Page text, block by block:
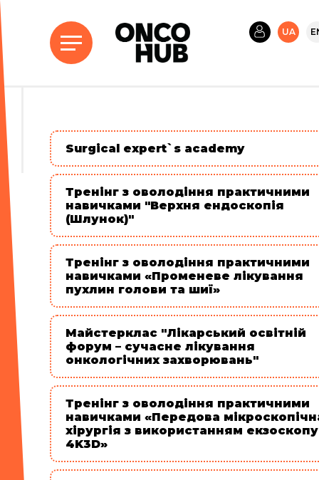
UA
Surgical expert`s academy
Тренінг з оволодіння практичними
навичками "Верхня ендоскопія
(Шлунок)"
Тренінг з оволодіння практичними
навичками «Променеве лікування
пухлин голови та шиї»
Майстерклас "Лікарський освітній
форум – сучасне лікування
онкологічних захворювань"
Тренінг з оволодіння практичними
навичками «Передова
хірургія з використанням екзоскопу
4K3D»